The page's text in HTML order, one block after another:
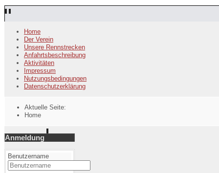
Home
Der Verein
Unsere Rennstrecken
Anfahrtsbeschreibung
Aktivitäten
Impressum
Nutzungsbedingungen
Datenschutzerklärung
Aktuelle Seite:
Home
Anmeldung
Benutzername